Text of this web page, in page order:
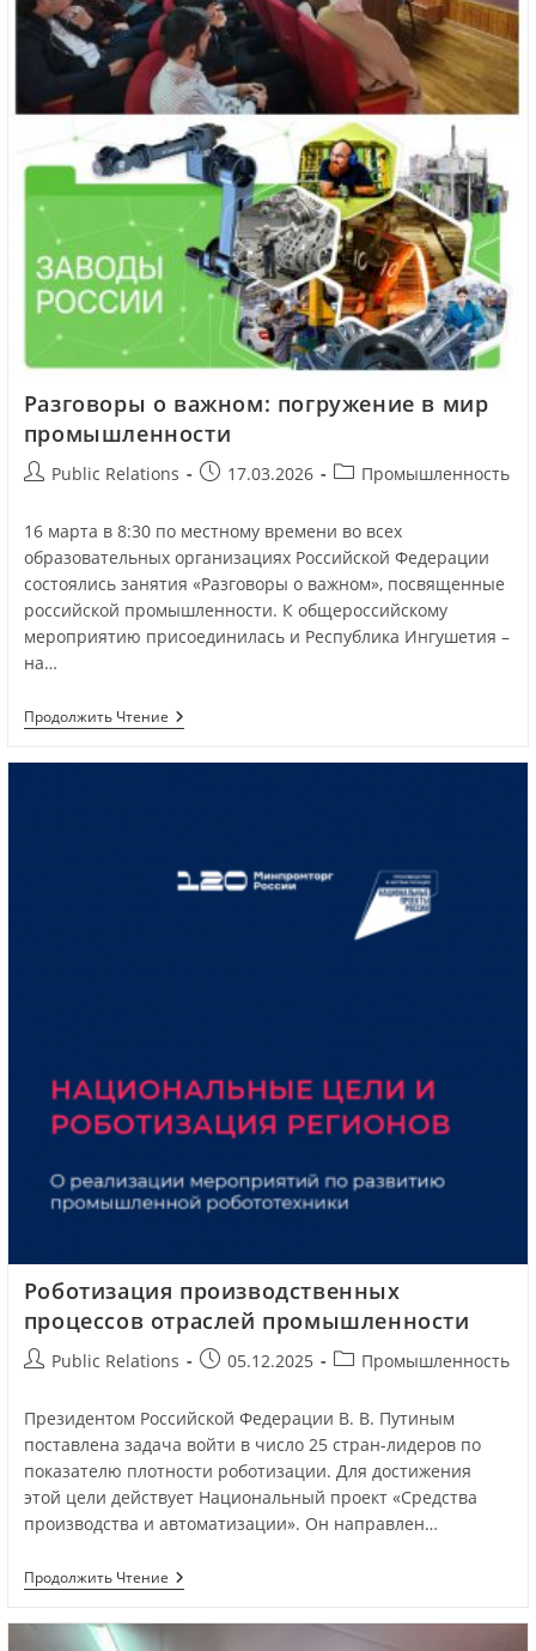
Разговоры о важном: погружение в мир
промышленности
Public Relations 17.03.2026 Промышленность
16 марта в 8:30 по местному времени во всех
образовательных организациях Российской Федерации
состоялись занятия «Разговоры о важном», посвященные
российской промышленности. К общероссийскому
мероприятию присоединилась и Республика Ингушетия –
на…
Продолжить Чтение
Роботизация производственных
процессов отраслей промышленности
Public Relations 05.12.2025 Промышленность
Президентом Российской Федерации В. В. Путиным
поставлена задача войти в число 25 стран-лидеров по
показателю плотности роботизации. Для достижения
этой цели действует Национальный проект «Средства
производства и автоматизации». Он направлен…
Продолжить Чтение